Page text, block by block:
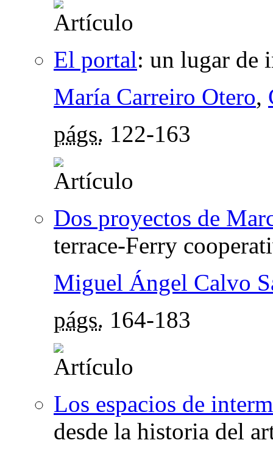
El portal: un lugar de
María Carreiro Otero,
págs. 122-163
Dos proyectos de
terrace-Ferry
Miguel Ángel Calvo
págs. 164-183
Los espacios de
desde la historia del